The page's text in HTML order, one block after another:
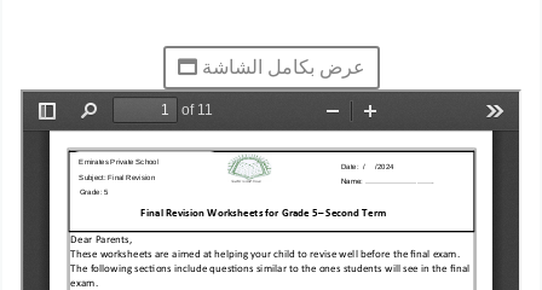
عرض بكامل الشاشة